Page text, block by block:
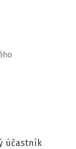
účastník